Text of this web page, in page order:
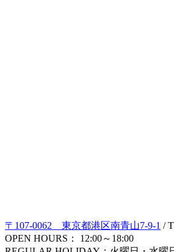
〒107-0062 東京都港区南青山7-9-1 /
OPEN HOURS： 12:00～18:00